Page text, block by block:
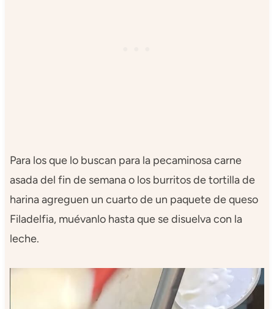
Para los que lo buscan para la pecaminosa carne
asada del fin de semana o los burritos de tortilla de
harina agreguen un cuarto de un paquete de queso
Filadelfia, muévanlo hasta que se disuelva con la
leche.